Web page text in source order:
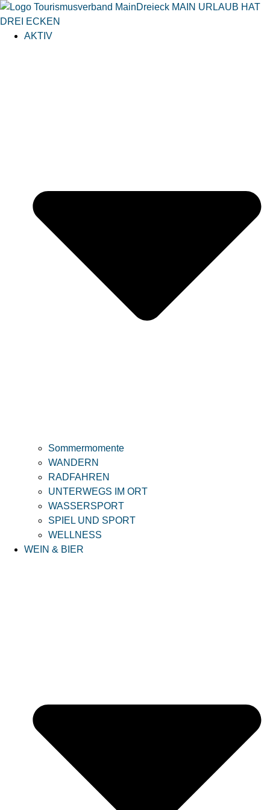
AKTIV
Sommermomente
WANDERN
RADFAHREN
UNTERWEGS IM ORT
WASSERSPORT
SPIEL UND SPORT
WELLNESS
WEIN & BIER